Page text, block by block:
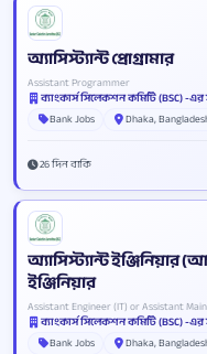
অ্যাসিস্ট্যান্ট প্রোগ্রামার
Assistant Programmer
ব্যাংকার্স সিলেকশন কমিটি (BSC) -এর
Bank Jobs
Dhaka,
26 দিন বাকি
অ্যাসিস্ট্যান্ট ইঞ্জিনিয়ার
ইঞ্জিনিয়ার
Assistant Engineer (IT) or Assistant
ব্যাংকার্স সিলেকশন কমিটি (BSC) -এর
Bank Jobs
Dhaka,